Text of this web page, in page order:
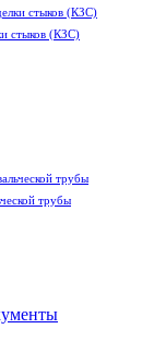
стыков (КЗС)
трубы